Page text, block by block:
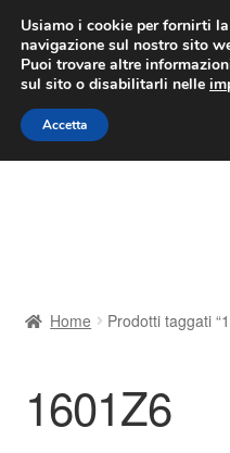
Lun-Ven 9:00 -
Vai
alla
navigazione
Vai
al
contenuto
Contatto
Home Prodotti taggati
1601Z6
Usiamo i cookie per fornirti
navigazione sul nostro sito
Puoi trovare altre
sul sito o disabilitarli nelle
Accetta